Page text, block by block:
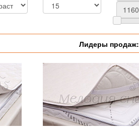
Лидеры продаж: